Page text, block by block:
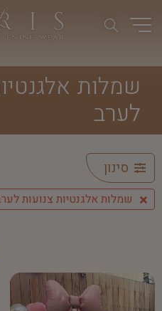
שמלות
לערב
סינון
שמלות אלגנטיות צנועות